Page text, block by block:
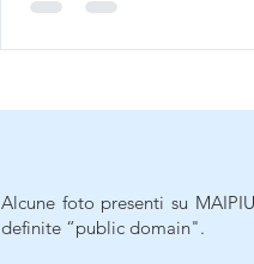
Alcune foto presenti su
definite “public domain".